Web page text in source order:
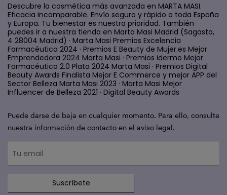
Descubre la cosmética más avanzada en MARTA MASI.
Eficacia incomparable. Envío seguro y rápido a toda España
y Europa. Tu bienestar es nuestra prioridad. También
puedes ir a nuestra tienda en Marta Masi Madrid (Sagasta,
4 28004 Madrid) · Marta Masi Premios Excelencia
Farmacéutica 2024 · Premios E Beauty de Mujer.es Mejor
Emprendedora 2024 Marta Masi · Premios idermo Mejor
Farmacéutico 2.0 Plata 2024 Marta Masi · Premios Digital
Beauty Awards Finalista Mejor E Commerce y mejor APP del
Sector Belleza Marta Masi 2023 · Marta Masi Mejor
Influencer de Belleza 2021 · Digital Beauty Awards
Puede darse de baja en cualquier momento. Para ello, consulte
nuestra información de contacto en el aviso legal.
Suscríbete